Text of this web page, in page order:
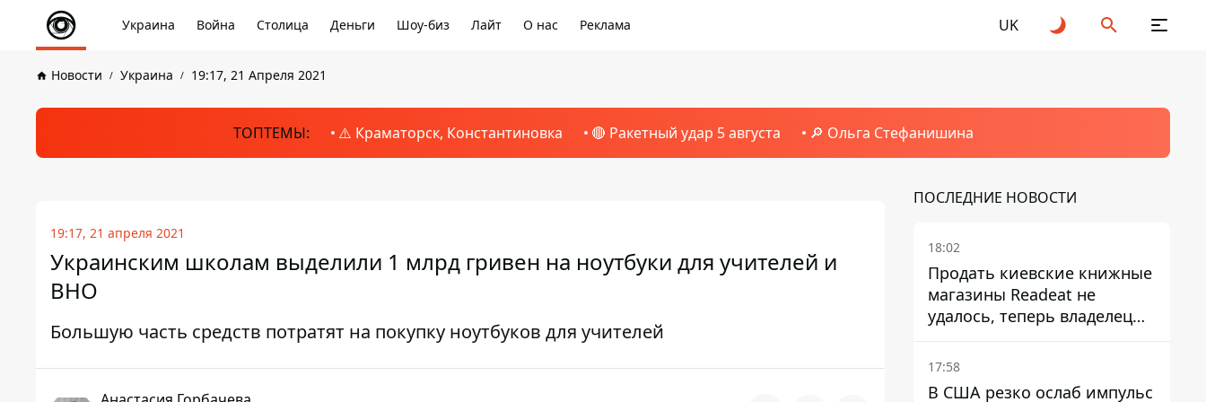
Украина Война Столица Деньги Шоу-биз Лайт О нас Реклама UK
Новости Украина 19:17, 21 Апреля 2021
ТОПТЕМЫ: ⚠️ Краматорск, Константиновка 🔴 Ракетный удар 5 августа 🔎 Ольга Стефанишина
19:17, 21 апреля 2021
Украинским школам выделили 1 млрд гривен на ноутбуки для учителей и
ВНО
Большую часть средств потратят на покупку ноутбуков для учителей
ПОСЛЕДНИЕ НОВОСТИ
18:02
Продать киевские книжные
магазины Readeat не
удалось, теперь владелец
их просто закроет
17:58
В США резко ослаб импульс